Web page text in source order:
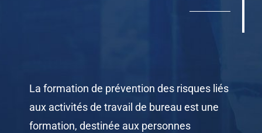
La formation de prévention des risques liés
aux activités de travail de bureau est une
formation, destinée aux personnes